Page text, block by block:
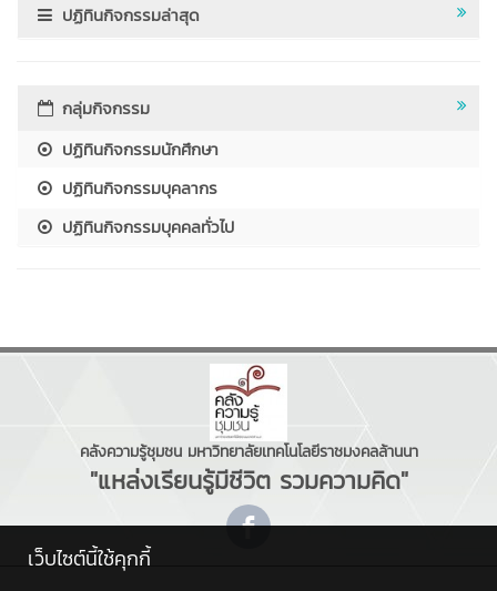
ปฏิทินกิจกรรมล่าสุด
กลุ่มกิจกรรม
ปฏิทินกิจกรรมนักศึกษา
ปฏิทินกิจกรรมบุคลากร
ปฏิทินกิจกรรมบุคคลทั่วไป
คลังความรู้ชุมชน มหาวิทยาลัยเทคโนโลยีราชมงคลล้านนา
"แหล่งเรียนรู้มีชีวิต รวมความคิด"
เว็บไซต์นี้ใช้คุกกี้